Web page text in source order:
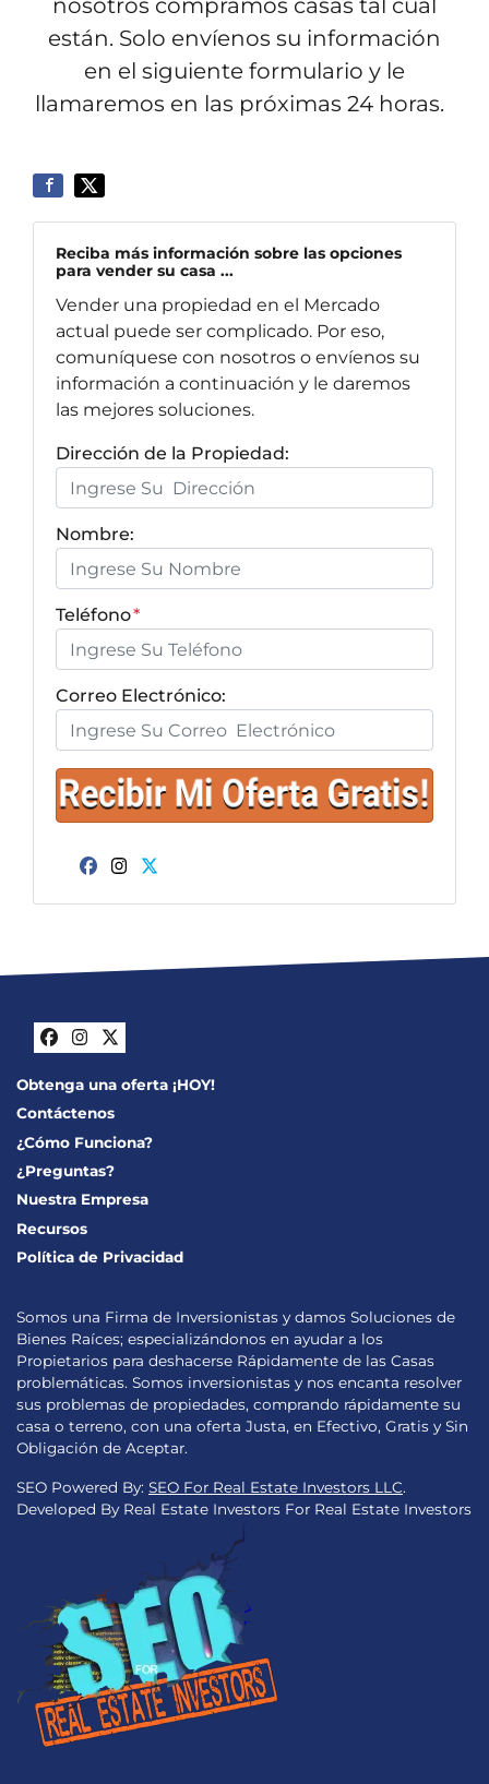
nosotros compramos casas tal cual
están. Solo envíenos su información
en el siguiente formulario y le
llamaremos en las próximas 24 horas.
Reciba más información sobre las opciones
para vender su casa ...
Vender una propiedad en el Mercado
actual puede ser complicado. Por eso,
comuníquese con nosotros o envíenos su
información a continuación y le daremos
las mejores soluciones.
Dirección de la Propiedad:
Nombre:
Teléfono*
Correo Electrónico:
Facebook
Facebook
Instagram
Twitter
Obtenga una oferta ¡HOY!
Contáctenos
¿Cómo Funciona?
¿Preguntas?
Nuestra Empresa
Recursos
Política de Privacidad
Somos una Firma de Inversionistas y damos Soluciones de
Bienes Raíces; especializándonos en ayudar a los
Propietarios para deshacerse Rápidamente de las Casas
problemáticas. Somos inversionistas y nos encanta resolver
sus problemas de propiedades, comprando rápidamente su
casa o terreno, con una oferta Justa, en Efectivo, Gratis y Sin
Obligación de Aceptar.
SEO Powered By: SEO For Real Estate Investors LLC.
Developed By Real Estate Investors For Real Estate Investors